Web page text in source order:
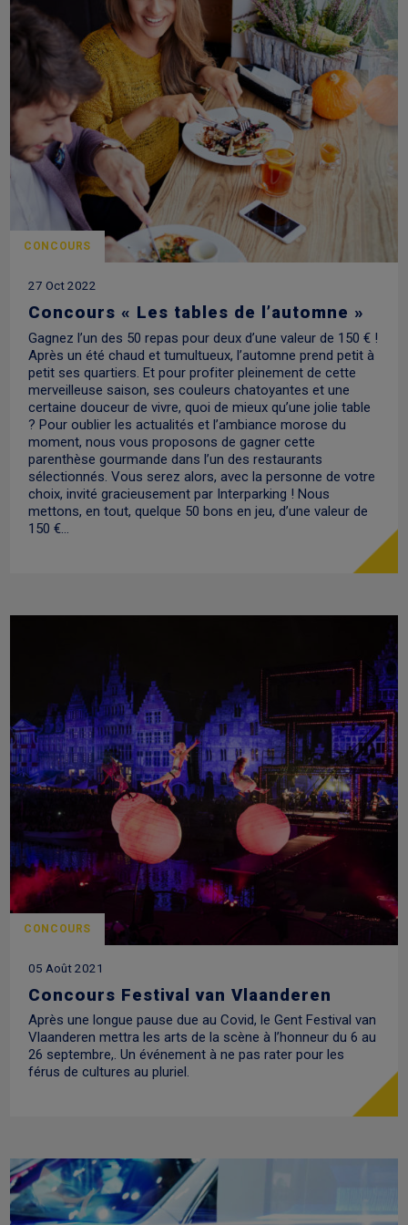
CONCOURS
27 Oct 2022
Concours « Les tables de l’automne »
Gagnez l’un des 50 repas pour deux d’une valeur de 150 € !
Après un été chaud et tumultueux, l’automne prend petit à
petit ses quartiers. Et pour profiter pleinement de cette
merveilleuse saison, ses couleurs chatoyantes et une
certaine douceur de vivre, quoi de mieux qu’une jolie table
? Pour oublier les actualités et l’ambiance morose du
moment, nous vous proposons de gagner cette
parenthèse gourmande dans l’un des restaurants
sélectionnés. Vous serez alors, avec la personne de votre
choix, invité gracieusement par Interparking ! Nous
mettons, en tout, quelque 50 bons en jeu, d’une valeur de
150 €…
CONCOURS
05 Août 2021
Concours Festival van Vlaanderen
Après une longue pause due au Covid, le Gent Festival van
Vlaanderen mettra les arts de la scène à l’honneur du 6 au
26 septembre,. Un événement à ne pas rater pour les
férus de cultures au pluriel.